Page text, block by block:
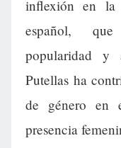
inflexión en la
español,
popularidad y
Putellas ha
de género en
presencia